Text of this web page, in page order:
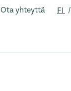
Ota yhteyttä FI